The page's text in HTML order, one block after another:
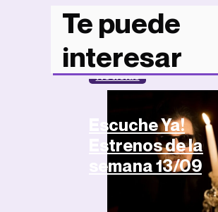
Te puede
interesar
Noticias
Escuche Ya!
Estrenos de la
semana 13/09